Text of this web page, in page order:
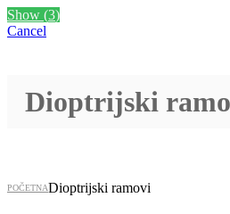
Show (3)
Cancel
Dioptrijski
POČETNADioptrijski ramovi